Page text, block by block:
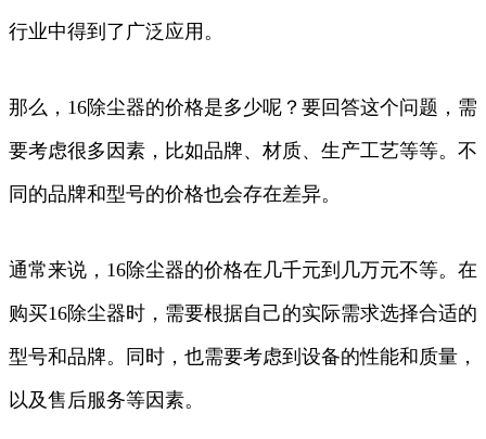
行业中得到了广泛应用。
那么，16除尘器的价格是多少呢？要回答这个问题，需
要考虑很多因素，比如品牌、材质、生产工艺等等。不
同的品牌和型号的价格也会存在差异。
通常来说，16除尘器的价格在几千元到几万元不等。在
购买16除尘器时，需要根据自己的实际需求选择合适的
型号和品牌。同时，也需要考虑到设备的性能和质量，
以及售后服务等因素。